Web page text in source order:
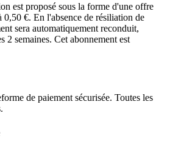
est proposé sous la forme d'une offre
0,50 €. En l'absence de résiliation de
sera automatiquement reconduit,
2 semaines. Cet abonnement est
de paiement sécurisée. Toutes les